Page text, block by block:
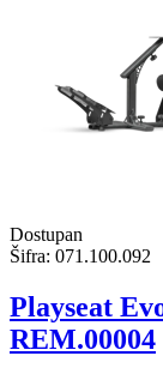
Dostupan
Šifra: 071.100.092
Playseat
REM.00004